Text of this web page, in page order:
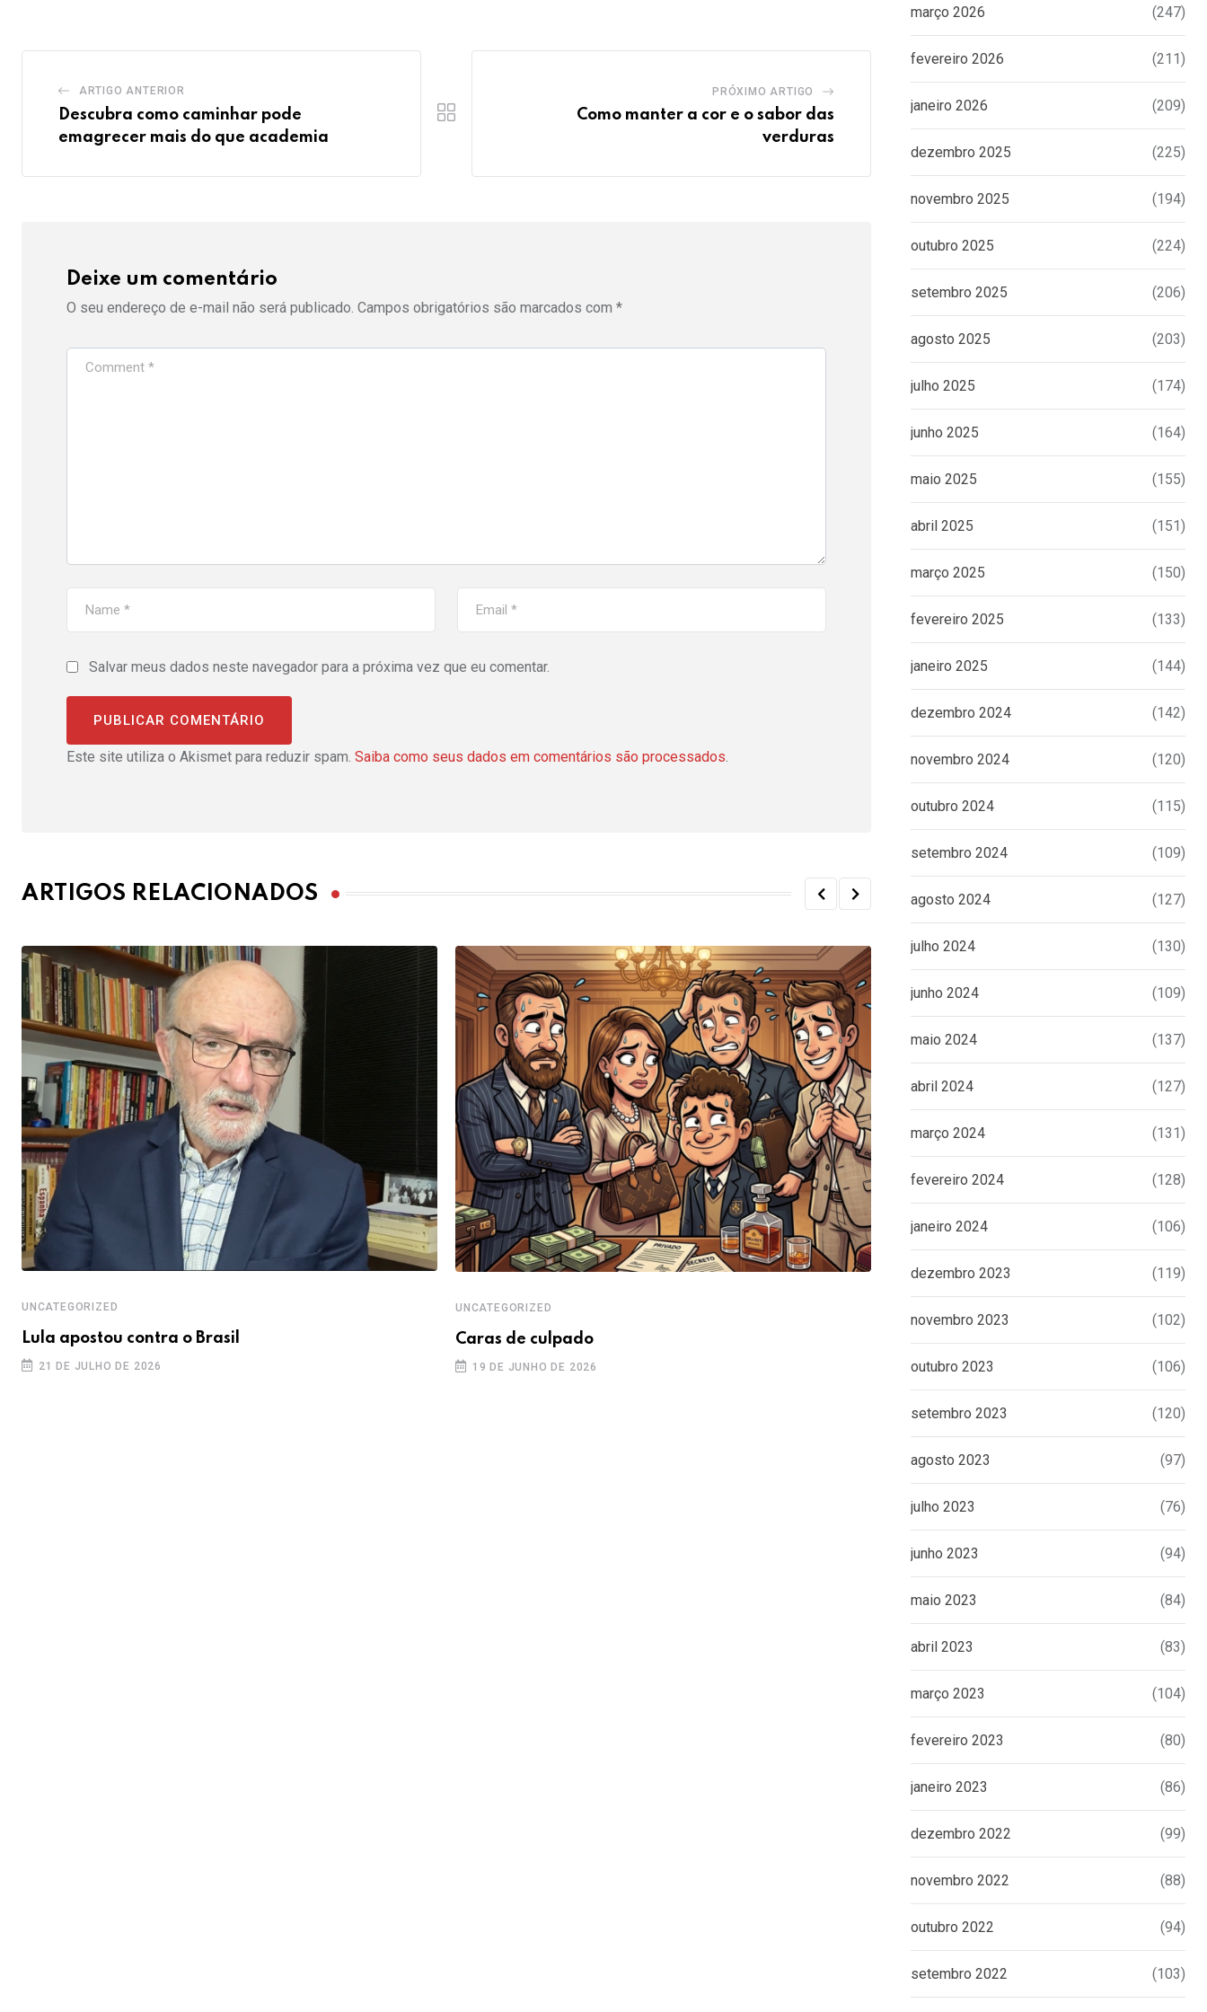
ARTIGO ANTERIOR
Descubra como caminhar pode
emagrecer mais do que academia
PRÓXIMO ARTIGO
Como manter a cor e o sabor das
verduras
Deixe um comentário
O seu endereço de e-mail não será publicado. Campos obrigatórios são marcados com *
Salvar meus dados neste navegador para a próxima vez que eu comentar.
Este site utiliza o Akismet para reduzir spam. Saiba como seus dados em comentários são processados.
ARTIGOS RELACIONADOS
UNCATEGORIZED
Lula apostou contra o Brasil
21 DE JULHO DE 2026
UNCATEGORIZED
Caras de culpado
19 DE JUNHO DE 2026
tomar
março 2026 (247)
fevereiro 2026 (211)
janeiro 2026 (209)
dezembro 2025 (225)
novembro 2025 (194)
outubro 2025 (224)
setembro 2025 (206)
agosto 2025 (203)
julho 2025 (174)
junho 2025 (164)
maio 2025 (155)
abril 2025 (151)
março 2025 (150)
fevereiro 2025 (133)
janeiro 2025 (144)
dezembro 2024 (142)
novembro 2024 (120)
outubro 2024 (115)
setembro 2024 (109)
agosto 2024 (127)
julho 2024 (130)
junho 2024 (109)
maio 2024 (137)
abril 2024 (127)
março 2024 (131)
fevereiro 2024 (128)
janeiro 2024 (106)
dezembro 2023 (119)
novembro 2023 (102)
outubro 2023 (106)
setembro 2023 (120)
agosto 2023 (97)
julho 2023 (76)
junho 2023 (94)
maio 2023 (84)
abril 2023 (83)
março 2023 (104)
fevereiro 2023 (80)
janeiro 2023 (86)
dezembro 2022 (99)
novembro 2022 (88)
outubro 2022 (94)
setembro 2022 (103)